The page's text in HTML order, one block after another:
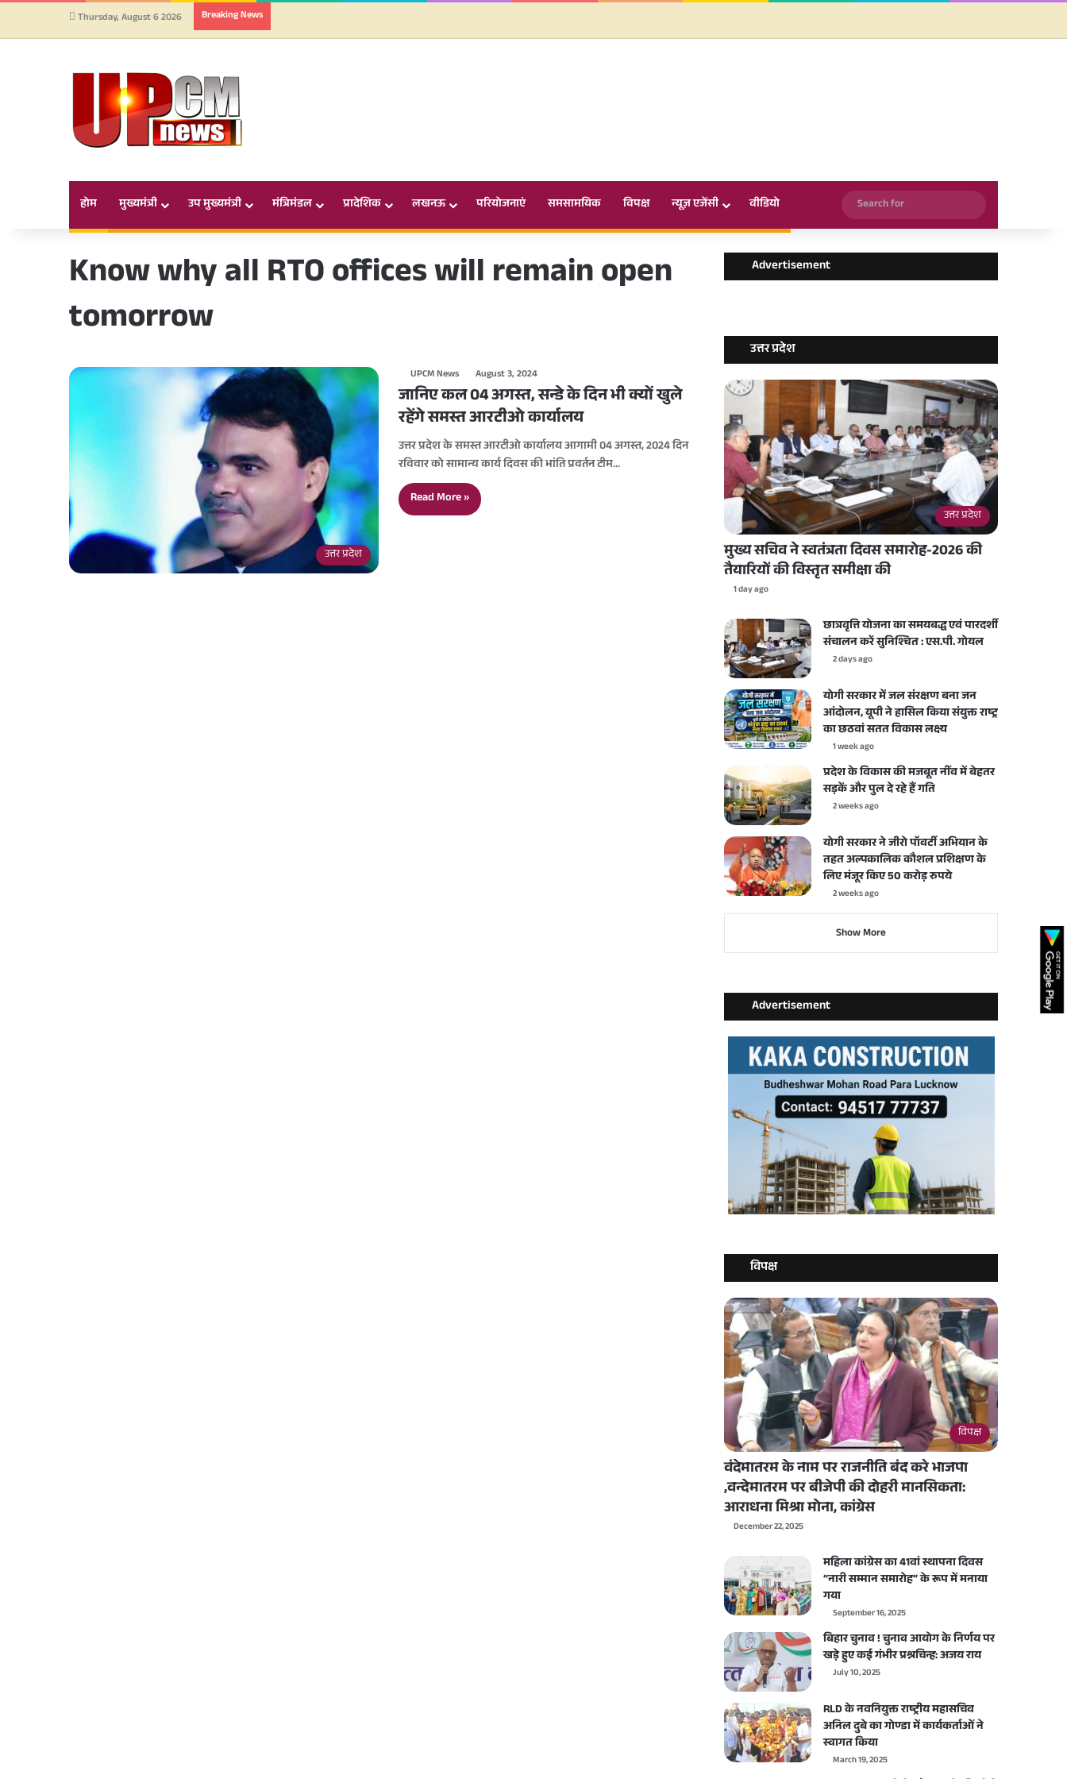
Thursday, August 6 2026 Breaking News
होम मुख्यमंत्री उप मुख्यमंत्री मंत्रिमंडल प्रादेशिक लखनऊ परियोजनाएं समसामयिक विपक्ष न्यूज़ एजेंसी वीडियो
Search
for
Know why all RTO offices will remain open
tomorrow
उत्तर प्रदेश
UPCM News August 3, 2024
जानिए कल 04 अगस्त, सन्डे के दिन भी क्यों खुले
रहेंगे समस्त आरटीओ कार्यालय
उत्तर प्रदेश के समस्त आरटीओ कार्यालय आगामी 04 अगस्त, 2024 दिन
रविवार को सामान्य कार्य दिवस की भांति प्रवर्तन टीम…
Read More »
Advertisement
उत्तर प्रदेश
उत्तर प्रदेश
मुख्य सचिव ने स्वतंत्रता दिवस समारोह-2026 की
तैयारियों की विस्तृत समीक्षा की
1 day ago
छात्रवृत्ति योजना का समयबद्ध एवं पारदर्शी
संचालन करें सुनिश्चित : एस.पी. गोयल
2 days ago
योगी सरकार में जल संरक्षण बना जन
आंदोलन, यूपी ने हासिल किया संयुक्त राष्ट्र
का छठवां सतत विकास लक्ष्य
1 week ago
प्रदेश के विकास की मजबूत नींव में बेहतर
सड़कें और पुल दे रहे हैं गति
2 weeks ago
योगी सरकार ने जीरो पॉवर्टी अभियान के
तहत अल्पकालिक कौशल प्रशिक्षण के
लिए मंजूर किए 50 करोड़ रुपये
2 weeks ago
Show More
Advertisement
विपक्ष
विपक्ष
वंदेमातरम के नाम पर राजनीति बंद करे भाजपा
,वन्देमातरम पर बीजेपी की दोहरी मानसिकता:
आराधना मिश्रा मोना, कांग्रेस
December 22, 2025
महिला कांग्रेस का 41वां स्थापना दिवस
“नारी सम्मान समारोह” के रूप में मनाया
गया
September 16, 2025
बिहार चुनाव ! चुनाव आयोग के निर्णय पर
खड़े हुए कई गंभीर प्रश्नचिन्ह: अजय राय
July 10, 2025
RLD के नवनियुक्त राष्ट्रीय महासचिव
अनिल दुबे का गोण्डा में कार्यकर्ताओं ने
स्वागत किया
March 19, 2025